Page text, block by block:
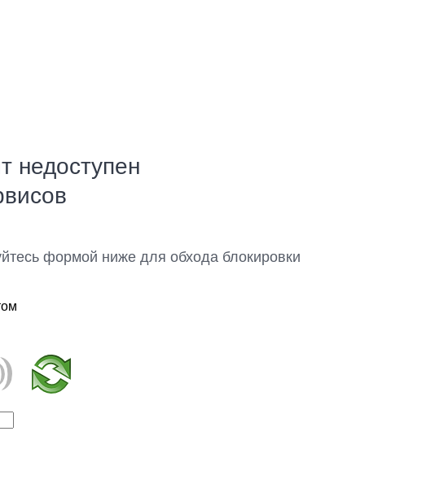
недоступен
формой ниже для обхода блокировки